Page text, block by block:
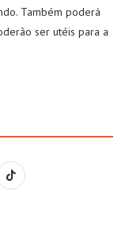
Também poderá
ser utéis para a